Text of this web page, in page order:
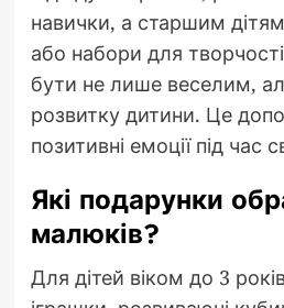
навички, а старшим дітям
або набори для
бути не лише веселим,
розвитку дитини. Це
позитивні емоції під час
Які подарунки
малюків?
Для дітей віком до 3